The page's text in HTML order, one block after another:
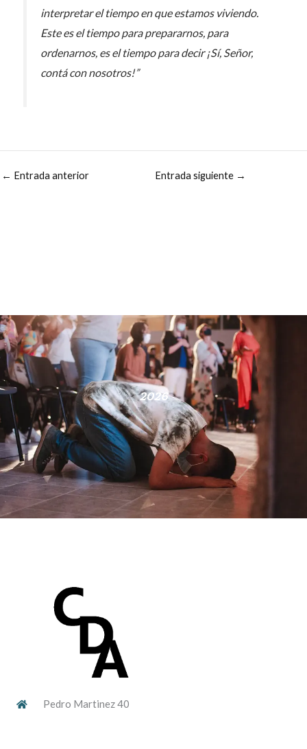
interpretar el tiempo en que estamos viviendo.
Este es el tiempo para prepararnos, para
ordenarnos, es el tiempo para decir ¡Sí, Señor,
contá con nosotros!”
← Entrada anterior Entrada siguiente →
2026
Pedro Martinez 40